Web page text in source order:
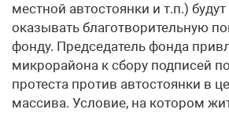
местной автостоянки и т.п.)
оказывать благотворительную
фонду. Председатель фонда
микрорайона к сбору подписей
протеста против автостоянки в
массива. Условие, на котором